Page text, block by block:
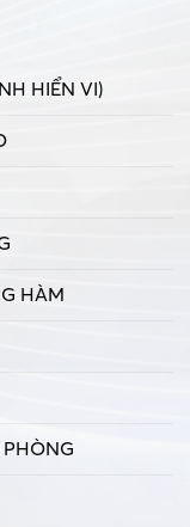
HIỂN VI)
HÀM